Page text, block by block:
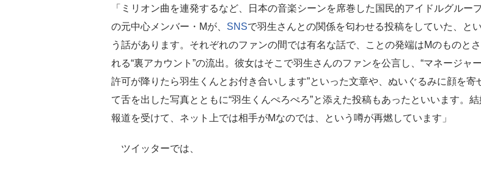
「ミリオン曲を連発するなど、日本の音楽シーンを席巻した国民的アイドルグルー
の元中心メンバー・Mが、 SNSで羽生さんとの関係を匂わせる投稿をしていた、とい
う話があります。それぞれのファンの間では有名な話で、ことの発端はMのものとさ
れる“裏アカウント”の流出。彼女はそこで羽生さんのファンを公言し、“マネージャー
許可が降りたら羽生くんとお付き合いします”といった文章や、ぬいぐるみに顔を寄
て舌を出した写真とともに“羽生くんぺろぺろ”と添えた投稿もあったといいます。
報道を受けて、ネット上では相手がMなのでは、という噂が再燃しています」
ツイッターでは、